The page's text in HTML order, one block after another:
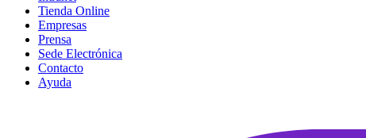
Tienda Online
Empresas
Prensa
Sede Electrónica
Contacto
Ayuda